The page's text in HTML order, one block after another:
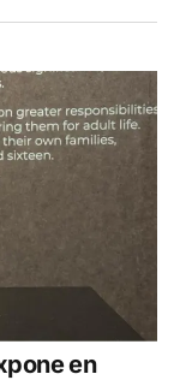
en